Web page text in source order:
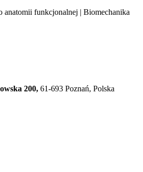
anatomii funkcjonalnej | Biomechanika
200, 61-693 Poznań, Polska